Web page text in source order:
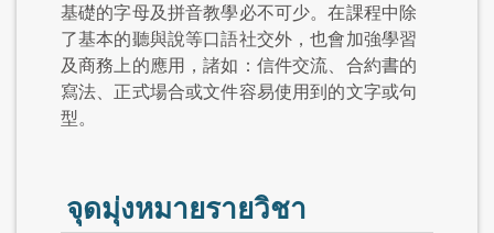
基礎的字母及拼音教學必不可少。在課程中除
了基本的聽與說等口語社交外，也會加強學習
及商務上的應用，諸如：信件交流、合約書的
寫法、正式場合或文件容易使用到的文字或句
型。
จุดมุ่งหมายรายวิชา